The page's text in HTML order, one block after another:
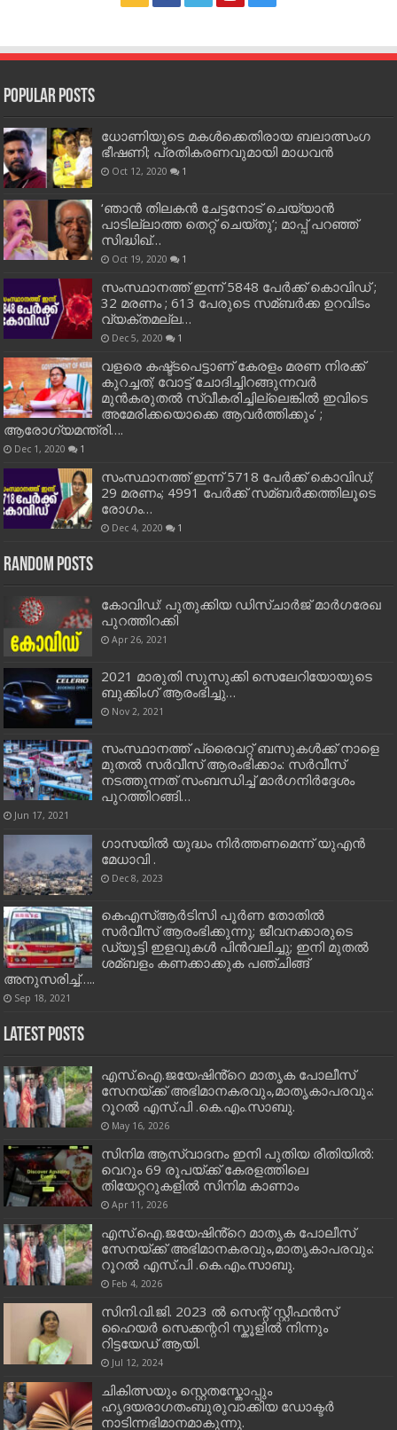
Popular Posts
ധോണിയുടെ മകള്‍ക്കെതിരായ ബലാത്സംഗ
ഭീഷണി; പ്രതികരണവുമായി മാധവന്‍
Oct 12, 2020 1
‘ഞാന്‍ തിലകന്‍ ചേട്ടനോട് ചെയ്യാന്‍
പാടില്ലാത്ത തെറ്റ് ചെയ്തു’; മാപ്പ് പറഞ്ഞ്
സിദ്ധിഖ്…
Oct 19, 2020 1
സംസ്ഥാനത്ത് ഇന്ന് 5848 പേര്‍ക്ക് കൊവി‌ഡ് ;
32 മരണം ; 613 പേരുടെ സമ്ബര്‍ക്ക ഉറവിടം
വ്യക്തമല്ല…
Dec 5, 2020 1
വളരെ കഷ്ട്ടപെട്ടാണ് കേരളം മരണ നിരക്ക്
കുറച്ചത്; വോട്ട് ചോദിച്ചിറങ്ങുന്നവർ
മുൻകരുതൽ സ്വീകരിച്ചില്ലെങ്കിൽ ഇവിടെ
അമേരിക്കയൊക്കെ ആവർത്തിക്കും’ ;
ആരോഗ്യമന്ത്രി….
Dec 1, 2020 1
സംസ്ഥാനത്ത് ഇന്ന് 5718 പേര്‍ക്ക് കൊവിഡ്;
29 മരണം; 4991 പേര്‍ക്ക് സമ്ബര്‍ക്കത്തിലൂടെ
രോഗം…
Dec 4, 2020 1
Random Posts
കോ​വി​ഡ്: പു​തു​ക്കി​യ ഡി​സ്ചാ​ര്‍​ജ് മാ​ര്‍​ഗ​രേ​ഖ
പു​റ​ത്തി​റ​ക്കി
Apr 26, 2021
2021 മാരുതി സുസുക്കി സെലേറിയോയുടെ
ബുക്കിംഗ് ആരംഭിച്ചു…
Nov 2, 2021
സംസ്ഥാനത്ത് പ്രൈവറ്റ് ബസുകള്‍ക്ക് നാളെ
മുതല്‍ സര്‍വീസ് ആരംഭിക്കാം: സര്‍വീസ്
നടത്തുന്നത് സംബന്ധിച്ച്‌ മാര്‍ഗനിര്‍ദ്ദേശം
പുറത്തിറങ്ങി…
Jun 17, 2021
ഗാസയിൽ യുദ്ധം നിർത്തണമെന്ന് യുഎൻ
മേധാവി .
Dec 8, 2023
കെഎസ്‌ആര്‍ടിസി പൂര്‍ണ തോതില്‍
സര്‍വീസ് ആരംഭിക്കുന്നു; ജീവനക്കാരുടെ
ഡ്യൂട്ടി ഇളവുകള്‍ പിന്‍വലിച്ചു; ഇനി മുതല്‍
ശമ്ബളം കണക്കാക്കുക പഞ്ചിങ്ങ്
അനുസരിച്ച്‌…..
Sep 18, 2021
Latest Posts
എസ്.ഐ.ജയേഷിൻ്റെ മാതൃക പോലീസ്
സേനയ്ക്ക് അഭിമാനകരവും,മാതൃകാപരവും:
റൂറൽ എസ്.പി .കെ.എം.സാബു.
May 16, 2026
സിനിമ ആസ്വാദനം ഇനി പുതിയ രീതിയിൽ:
വെറും 69 രൂപയ്ക്ക് കേരളത്തിലെ
തിയേറ്ററുകളിൽ സിനിമ കാണാം
Apr 11, 2026
എസ്.ഐ.ജയേഷിൻ്റെ മാതൃക പോലീസ്
സേനയ്ക്ക് അഭിമാനകരവും,മാതൃകാപരവും:
റൂറൽ എസ്.പി .കെ.എം.സാബു.
Feb 4, 2026
സിനി.വി.ജി. 2023 ൽ സെന്റ് സ്റ്റീഫൻസ്
ഹൈയർ സെക്കന്ററി സ്കൂളിൽ നിന്നും
റിട്ടയേഡ് ആയി.
Jul 12, 2024
ചികിത്സയും സ്റ്റെതസ്കോപ്പും
ഹൃദയരാഗതംബുരുവാക്കിയ ഡോക്ടർ
നാടിന്നഭിമാനമാകുന്നു.